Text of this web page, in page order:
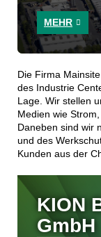
MEHR
Die Firma
des Industrie
Lage. Wir stellen
Medien wie
Daneben sind wir
und des
Kunden aus der
KION
GmbH